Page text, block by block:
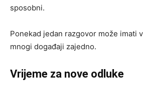
sposobni.
Ponekad jedan razgovor može imati
mnogi događaji zajedno.
Vrijeme za nove odluke